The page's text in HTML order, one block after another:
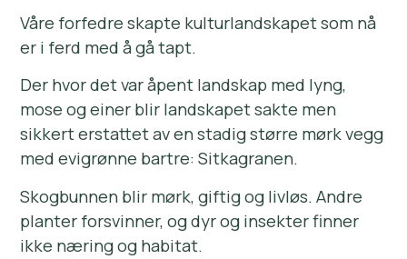
Våre forfedre skapte kulturlandskapet som nå
er i ferd med å gå tapt.
Der hvor det var åpent landskap med lyng,
mose og einer blir landskapet sakte men
sikkert erstattet av en stadig større mørk vegg
med evigrønne bartre: Sitkagranen.
Skogbunnen blir mørk, giftig og livløs. Andre
planter forsvinner, og dyr og insekter finner
ikke næring og habitat.